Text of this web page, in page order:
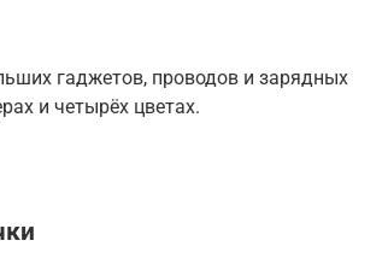
гаджетов, проводов и зарядных
и четырёх цветах.